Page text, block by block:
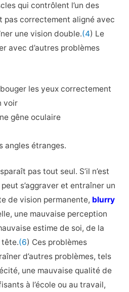
qui contrôlent l’un des
pas correctement aligné avec
une vision double.(4) Le
avec d’autres problèmes
les yeux correctement
voir
gêne oculaire
angles étranges.
pas tout seul. S’il n’est
s’aggraver et entraîner un
de vision permanente, blurry
une mauvaise perception
estime de soi, de la
tête.(6) Ces problèmes
d’autres problèmes, tels
une mauvaise qualité de
à l’école ou au travail,